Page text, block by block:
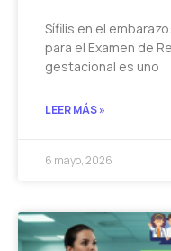
Sífilis en el
para el Examen de
gestacional es uno
LEER MÁS »
6 mayo, 2026